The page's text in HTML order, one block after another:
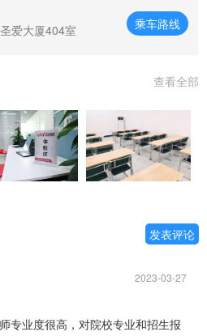
爱大厦404室 乘车路线
查看全部
发表评论
2023-03-27
专业度很高，对院校专业和招生报